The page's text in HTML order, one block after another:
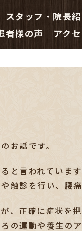
の方へ
ース
う治療コース
圧マッサージコー
鍼灸特別コース
(鍼灸)コース
はり治療)スペシ
スタッフ・院長
者様の声 アク
お話です。
と言われていま
触診を行い、腰
、正確に症状を
の運動や養生の